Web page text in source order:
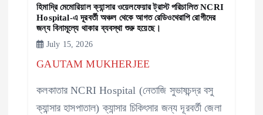
হিমাদ্রি মেমোরিয়াল ক্যান্সার ওয়েলফেয়ার ট্রাস্ট পরিচালিত NCRI
Hospital-এ দূরবর্তী অঞ্চল থেকে আগত রেডিওথেরাপি রোগীদের
জন্য বিনামূল্যে থাকার ব্যবস্থা শুরু হয়েছে।
July 15, 2026
GAUTAM MUKHERJEE
কলকাতার NCRI Hospital (নেতাজি সুভাষচন্দ্র বসু
ক্যান্সার হাসপাতাল) ক্যান্সার চিকিৎসার জন্য দূরবর্তী জেলা